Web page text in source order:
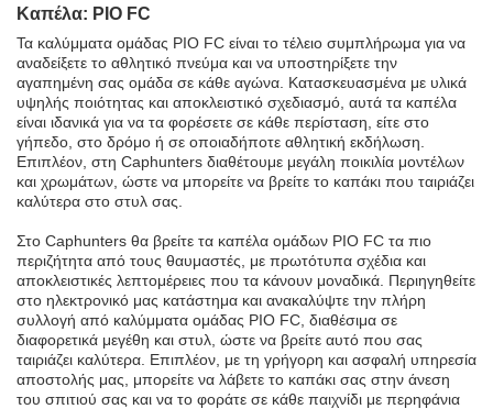
Καπέλα: PIO FC
Τα καλύμματα ομάδας PIO FC είναι το τέλειο συμπλήρωμα για να
αναδείξετε το αθλητικό πνεύμα και να υποστηρίξετε την
αγαπημένη σας ομάδα σε κάθε αγώνα. Κατασκευασμένα με υλικά
υψηλής ποιότητας και αποκλειστικό σχεδιασμό, αυτά τα καπέλα
είναι ιδανικά για να τα φορέσετε σε κάθε περίσταση, είτε στο
γήπεδο, στο δρόμο ή σε οποιαδήποτε αθλητική εκδήλωση.
Επιπλέον, στη Caphunters διαθέτουμε μεγάλη ποικιλία μοντέλων
και χρωμάτων, ώστε να μπορείτε να βρείτε το καπάκι που ταιριάζει
καλύτερα στο στυλ σας.
Στο Caphunters θα βρείτε τα καπέλα ομάδων PIO FC τα πιο
περιζήτητα από τους θαυμαστές, με πρωτότυπα σχέδια και
αποκλειστικές λεπτομέρειες που τα κάνουν μοναδικά. Περιηγηθείτε
στο ηλεκτρονικό μας κατάστημα και ανακαλύψτε την πλήρη
συλλογή από καλύμματα ομάδας PIO FC, διαθέσιμα σε
διαφορετικά μεγέθη και στυλ, ώστε να βρείτε αυτό που σας
ταιριάζει καλύτερα. Επιπλέον, με τη γρήγορη και ασφαλή υπηρεσία
αποστολής μας, μπορείτε να λάβετε το καπάκι σας στην άνεση
του σπιτιού σας και να το φοράτε σε κάθε παιχνίδι με περηφάνια